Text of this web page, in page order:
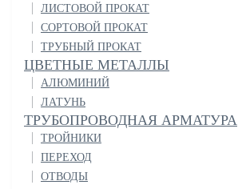
ЛИСТОВОЙ ПРОКАТ
СОРТОВОЙ ПРОКАТ
ТРУБНЫЙ ПРОКАТ
ЦВЕТНЫЕ МЕТАЛЛЫ
АЛЮМИНИЙ
ЛАТУНЬ
ТРУБОПРОВОДНАЯ АРМАТУРА
ТРОЙНИКИ
ПЕРЕХОД
ОТВОДЫ